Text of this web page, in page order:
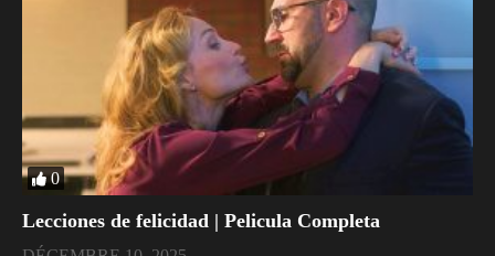
0
Lecciones de felicidad | Pelicula Completa